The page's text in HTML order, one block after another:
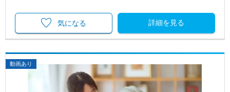
詳細を見る
気になる
動画あり